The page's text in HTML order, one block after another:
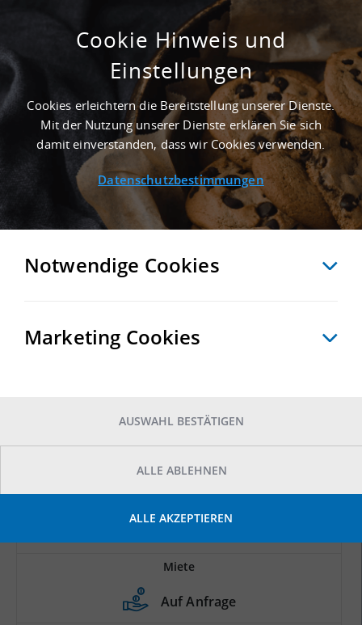
10.300 M² INDUSTRIEHALLE IN
GELSENKIRCHEN AN DER AUTOBAHN A 42
Startseite Immobiliensuche Detailansicht
VERGLEICHEN EXPORT PDF
Prod.-/Lagerfläche
Miete
Auf Anfrage
Cookie Hinweis und
Einstellungen
Cookies erleichtern die Bereitstellung unserer Dienste.
Mit der Nutzung unserer Dienste erklären Sie sich
damit einverstanden, dass wir Cookies verwenden.
Datenschutzbestimmungen
Notwendige Cookies
Marketing Cookies
AUSWAHL BESTÄTIGEN
ALLE ABLEHNEN
ALLE AKZEPTIEREN